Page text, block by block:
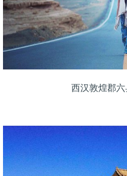
西汉敦煌郡